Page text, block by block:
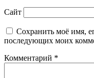
Сайт
Сохранить моё имя,
последующих моих
Комментарий *